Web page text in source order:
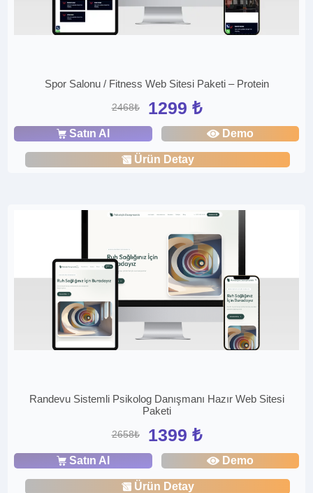
Spor Salonu / Fitness Web Sitesi Paketi – Protein
2468₺ 1299 ₺
Satın Al Demo
Ürün Detay
Randevu Sistemli Psikolog Danışmanı Hazır Web Sitesi
Paketi
2658₺ 1399 ₺
Satın Al Demo
Ürün Detay